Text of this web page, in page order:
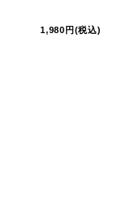
1,980円(税込)